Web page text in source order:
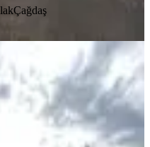
Çağdaş
Mah. Kemer
Imarlı Arsa
09.01.2026